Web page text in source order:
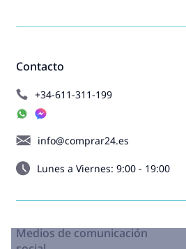
Contacto
+34-611-311-199
info@comprar24.es
Lunes a Viernes: 9:00 - 19:00
Medios de comunicación